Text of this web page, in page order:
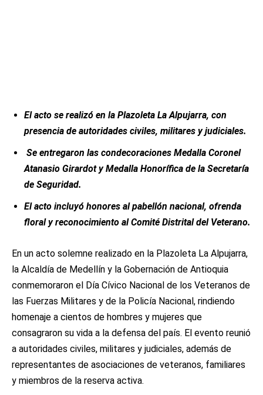
El acto se realizó en la Plazoleta La Alpujarra, con
presencia de autoridades civiles, militares y judiciales.
Se entregaron las condecoraciones Medalla Coronel
Atanasio Girardot y Medalla Honorífica de la Secretaría
de Seguridad.
El acto incluyó honores al pabellón nacional, ofrenda
floral y reconocimiento al Comité Distrital del Veterano.
En un acto solemne realizado en la Plazoleta La Alpujarra,
la Alcaldía de Medellín y la Gobernación de Antioquia
conmemoraron el Día Cívico Nacional de los Veteranos de
las Fuerzas Militares y de la Policía Nacional, rindiendo
homenaje a cientos de hombres y mujeres que
consagraron su vida a la defensa del país. El evento reunió
a autoridades civiles, militares y judiciales, además de
representantes de asociaciones de veteranos, familiares
y miembros de la reserva activa.